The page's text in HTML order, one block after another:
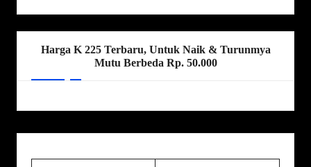
Harga K 225 Terbaru, Untuk Naik & Turunmya
Mutu Berbeda Rp. 50.000